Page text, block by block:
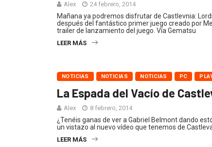
Alex 24 febrero, 2014
Mañana ya podremos disfrutar de Castlevnia:
después del fantástico primer juego creado por
trailer de lanzamiento del juego. Vía Gematsu
LEER MÁS
NOTICIAS NOTICIAS NOTICIAS PC
La Espada del Vacío de
Alex 8 febrero, 2014
¿Tenéis ganas de ver a Gabriel Belmont dando
un vistazo al nuevo vídeo que tenemos de
LEER MÁS